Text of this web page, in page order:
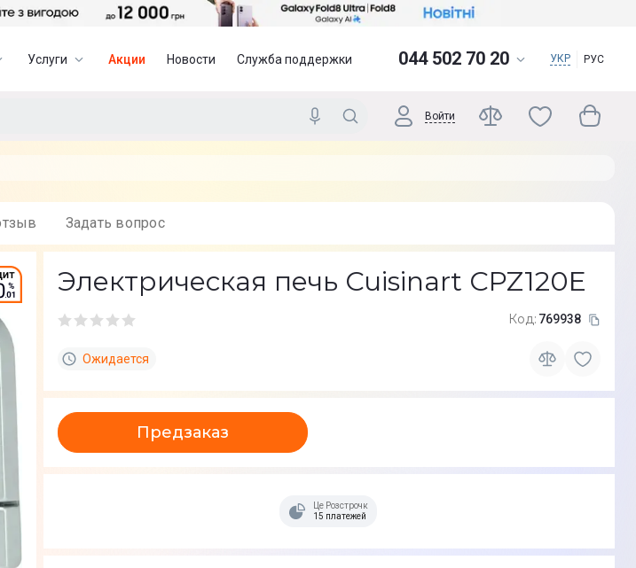
Услуги Акции Новости Служба поддержки 044 502 70 20 УКР РУС
Войти
Задать вопрос
Электрическая печь Cuisinart CPZ120E
Код: 769938
Ожидается
Предзаказ
Це Розстрочка
15 платежей